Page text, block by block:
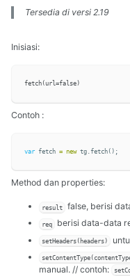
Tersedia di versi 2.19
Inisiasi:
Contoh :
var fetch = new tg .fetch ();
Method dan properties:
result false, berisi
req berisi data-data
setHeaders(headers)
manual. // contoh: